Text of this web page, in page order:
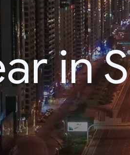
in